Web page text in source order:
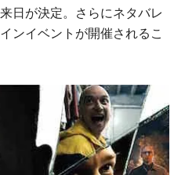
日が決定。さらにネタバレ
ンイベントが開催されるこ